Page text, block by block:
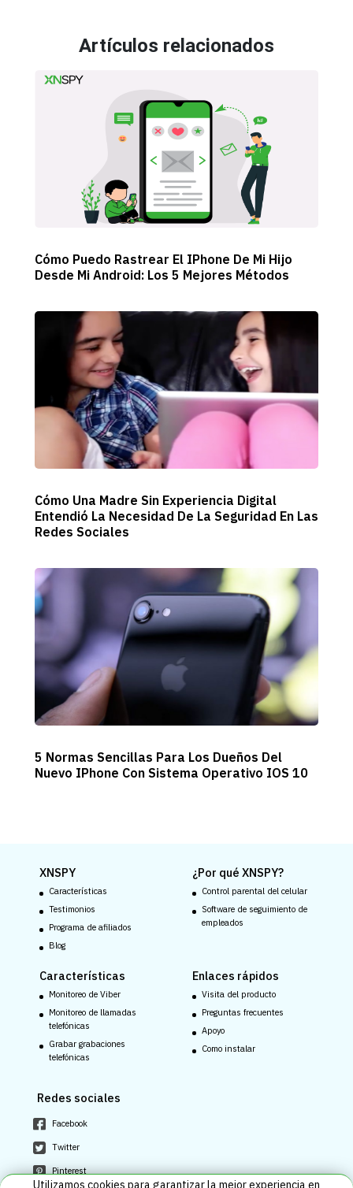
Artículos relacionados
Cómo Puedo Rastrear El IPhone De Mi Hijo
Desde Mi Android: Los 5 Mejores Métodos
Cómo Una Madre Sin Experiencia Digital
Entendió La Necesidad De La Seguridad En Las
Redes Sociales
5 Normas Sencillas Para Los Dueños Del
Nuevo IPhone Con Sistema Operativo IOS 10
XNSPY
Características
Testimonios
Programa de afiliados
Blog
¿Por qué XNSPY?
Control parental del celular
Software de seguimiento de
empleados
Características
Monitoreo de Viber
Monitoreo de llamadas
telefónicas
Grabar grabaciones
telefónicas
Enlaces rápidos
Visita del producto
Preguntas frecuentes
Apoyo
Como instalar
Redes sociales
Facebook
Twitter
Pinterest
Utilizamos cookies para garantizar la mejor experiencia en